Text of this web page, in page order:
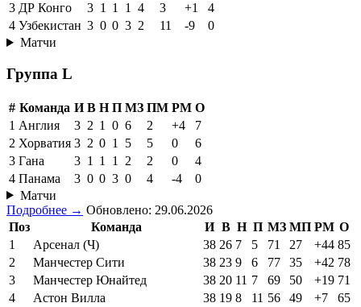
3 ДР Конго 3 1 1 1 4 3 +1
4
4 Узбекистан 3 0 0 3 2 11 -9
0
Матчи
Группа L
# Команда И В Н П МЗ ПМ РМ О
1 Англия 3 2 1 0 6 2 +4
7
2 Хорватия 3 2 0 1 5 5 0
6
3 Гана 3 1 1 1 2 2 0
4
4 Панама 3 0 0 3 0 4 -4
0
Матчи
Подробнее → Обновлено: 29.06.2026
Поз
Команда И В Н П МЗ МП РМ О
1
Арсенал (Ч) 38 26 7 5 71 27 +44 85
2
Манчестер Сити 38 23 9 6 77 35 +42 78
3
Манчестер Юнайтед 38 20 11 7 69 50 +19 71
4
Астон Вилла 38 19 8 11 56 49 +7
65